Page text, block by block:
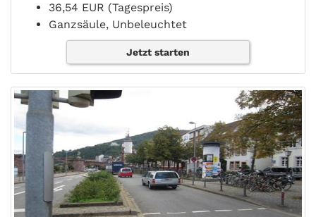
36,54 EUR (Tagespreis)
Ganzsäule, Unbeleuchtet
Jetzt starten